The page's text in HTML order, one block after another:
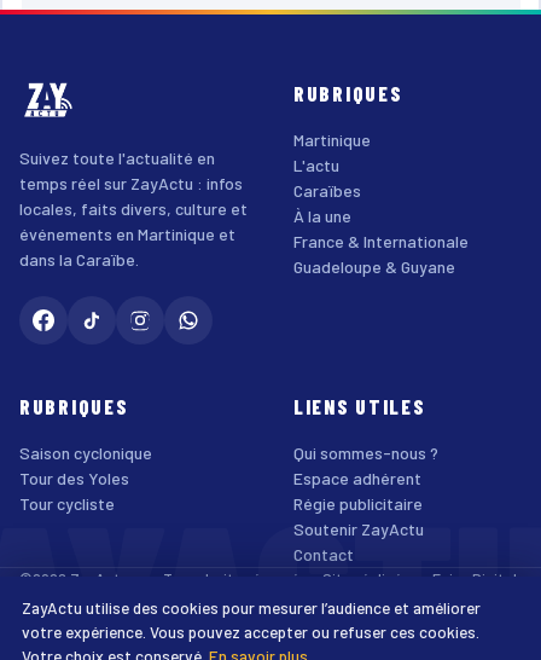
Suivez toute l'actualité en
temps réel sur ZayActu : infos
locales, faits divers, culture et
événements en Martinique et
dans la Caraïbe.
RUBRIQUES
Martinique
L'actu
Caraïbes
À la une
France & Internationale
Guadeloupe & Guyane
RUBRIQUES
Saison cyclonique
Tour des Yoles
Tour cycliste
LIENS UTILES
Qui sommes-nous ?
Espace adhérent
Régie publicitaire
Soutenir ZayActu
Contact
©2026 ZayActu.org. Tous droits réservés. · Site réalisé par Enjoy Digital
Agency
Mentions légales
Confidentialité Cookies Accessibilité
ZayActu utilise des cookies pour mesurer l’audience et améliorer
votre expérience. Vous pouvez accepter ou refuser ces cookies.
Votre choix est conservé. En savoir plus